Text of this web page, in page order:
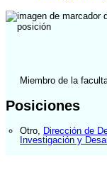
Miembro de la
Posiciones
Otro Dirección de
Investigación y